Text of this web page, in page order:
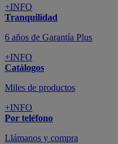
+INFO
Tranquilidad
6 años de Garantía Plus
+INFO
Catálogos
Miles de productos
+INFO
Por teléfono
Llámanos y compra